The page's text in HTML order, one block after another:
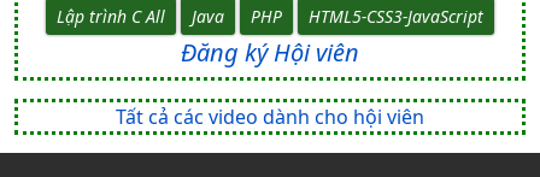
Lập trình C All
Java PHP HTML5-CSS3-JavaScript
Đăng ký Hội viên
Tất cả các video dành cho hội viên